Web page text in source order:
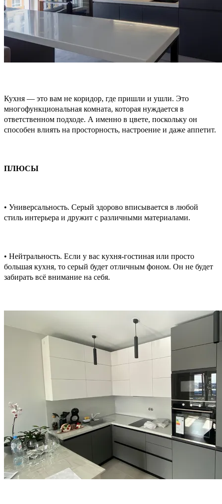
Кухня — это вам не коридор, где пришли и ушли. Это
многофункциональная комната, которая нуждается в
ответственном подходе. А именно в цвете, поскольку он
способен влиять на просторность, настроение и даже аппетит.
ПЛЮСЫ
• Универсальность. Серый здорово вписывается в любой
стиль интерьера и дружит с различными материалами.
• Нейтральность. Если у вас кухня-гостиная или просто
большая кухня, то серый будет отличным фоном. Он не будет
забирать всё внимание на себя.